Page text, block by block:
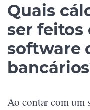
Quais
ser feitos
software
Ao contar com um